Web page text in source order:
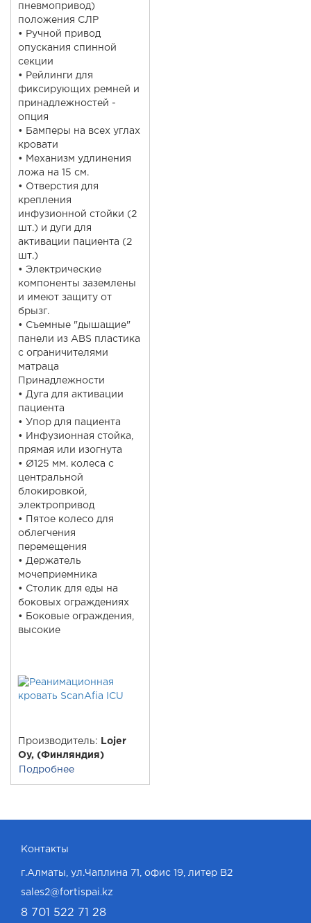
пневмопривод)
положения СЛР
• Ручной привод
опускания спинной
секции
• Рейлинги для
фиксирующих ремней и
принадлежностей -
опция
• Бамперы на всех углах
кровати
• Механизм удлинения
ложа на 15 см.
• Отверстия для
крепления
инфузионной стойки (2
шт.) и дуги для
активации пациента (2
шт.)
• Электрические
компоненты заземлены
и имеют защиту от
брызг.
• Съемные "дышащие"
панели из ABS пластика
с ограничителями
матраца
Принадлежности
• Дуга для активации
пациента
• Упор для пациента
• Инфузионная стойка,
прямая или изогнута
• Ø125 мм. колеса с
центральной
блокировкой,
электропривод
• Пятое колесо для
облегчения
перемещения
• Держатель
мочеприемника
• Столик для еды на
боковых ограждениях
• Боковые ограждения,
высокие
Производитель:
Lojer
Oy, (Финляндия)
Подробнее
Контакты
г.Алматы, ул.Чаплина 71, офис 19, литер В2
sales2@fortispai.kz
8 701 522 71 28